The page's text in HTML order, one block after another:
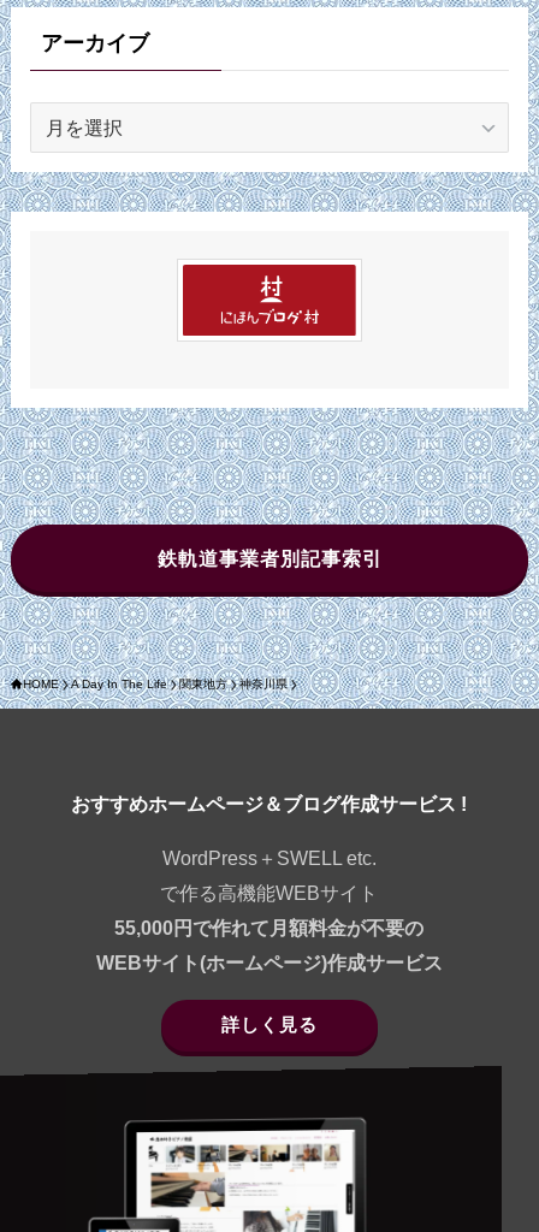
ーアーカイブ
カ
イ
鉄軌道事業者別記事索引
HOME A Day In The Life 関東地方 神奈川県
おすすめホームページ＆ブログ作成サービス !
WordPress＋SWELL etc.
で作る高機能WEBサイト
55,000円で作れて月額料金が不要の
WEBサイト(ホームページ)作成サービス
詳しく見る